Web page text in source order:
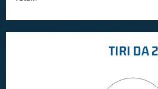
TIRI DA 2